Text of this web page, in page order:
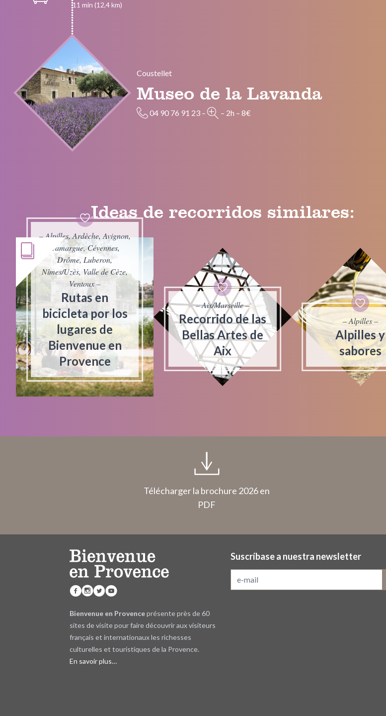
11 min (12,4 km)
Coustellet
Museo de la Lavanda
04 90 76 91 23 – – 2h –8€
Ideas de recorridos similares:
– Alpilles, Ardèche, Avignon,
Camargue, Cévennes,
Drôme, Luberon,
Nîmes/Uzès, Valle de Cèze,
Ventoux –
Rutas en
bicicleta por los
lugares de
Bienvenue en
Provence
– Aix/Marseille –
Recorrido de las
Bellas Artes de
Aix
– Alpilles –
Alpilles y
sabores
Télécharger la brochure 2026 en
PDF
Bienvenue en Provenceprésente près de 60
sites de visite pour faire découvrir aux visiteurs
français et internationaux les richesses
culturelles et touristiques de la Provence.
En savoir plus…
Suscríbase a nuestra newsletter